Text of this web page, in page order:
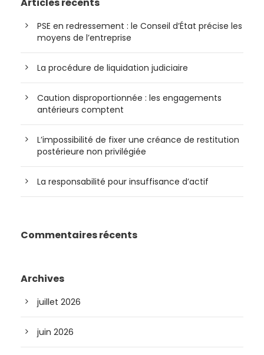
PSE en redressement : le Conseil d’État précise les
moyens de l’entreprise
La procédure de liquidation judiciaire
Caution disproportionnée : les engagements
antérieurs comptent
L’impossibilité de fixer une créance de restitution
postérieure non privilégiée
La responsabilité pour insuffisance d’actif
Commentaires récents
Archives
juillet 2026
juin 2026